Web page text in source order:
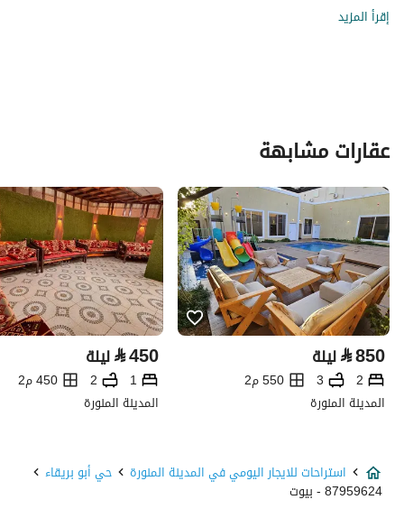
إقرأ المزيد
عقارات مشابهة
⃁850 ليلة
2
3
550 م2
المدينة المنورة
⃁450 ليلة
1
2
450 م2
المدينة المنورة
استراحات للايجار اليومي في المدينة المنورة حي أبو بريقاء
87959624 - بيوت